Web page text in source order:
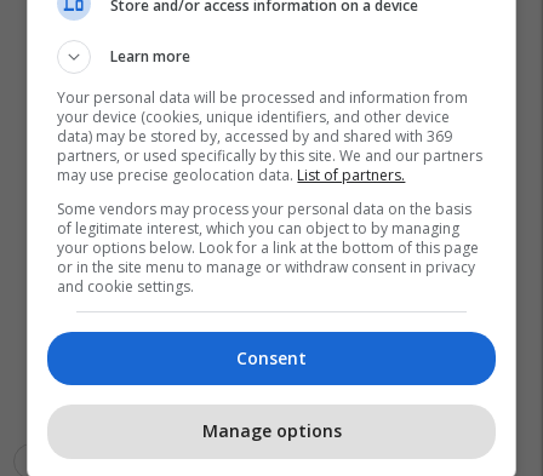
Jakim Nedellkov
Sashk Maqedoni
Store and/or access information on a device
Learn more
Your personal data will be processed and information from
your device (cookies, unique identifiers, and other device
data) may be stored by, accessed by and shared with 369
partners, or used specifically by this site. We and our partners
may use precise geolocation data. List of partners.
Some vendors may process your personal data on the basis
of legitimate interest, which you can object to by managing
your options below. Look for a link at the bottom of this page
or in the site menu to manage or withdraw consent in privacy
and cookie settings.
Consent
Manage options